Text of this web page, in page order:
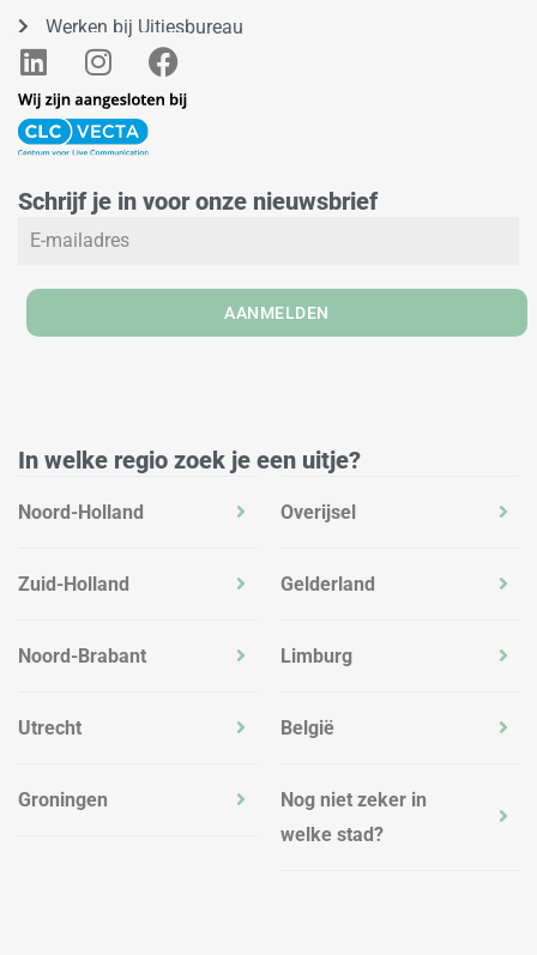
Werken bij Uitjesbureau
L
i
n
k
d
i
I
n
s
t
g
r
m
F
a
c
o
Schrijf je in voor onze nieuwsbrief
AANMELDEN
In welke regio zoek je een uitje?
Noord-Holland
Zuid-Holland
Noord-Brabant
Utrecht
Groningen
Overijsel
Gelderland
Limburg
België
Nog niet zeker in
welke stad?